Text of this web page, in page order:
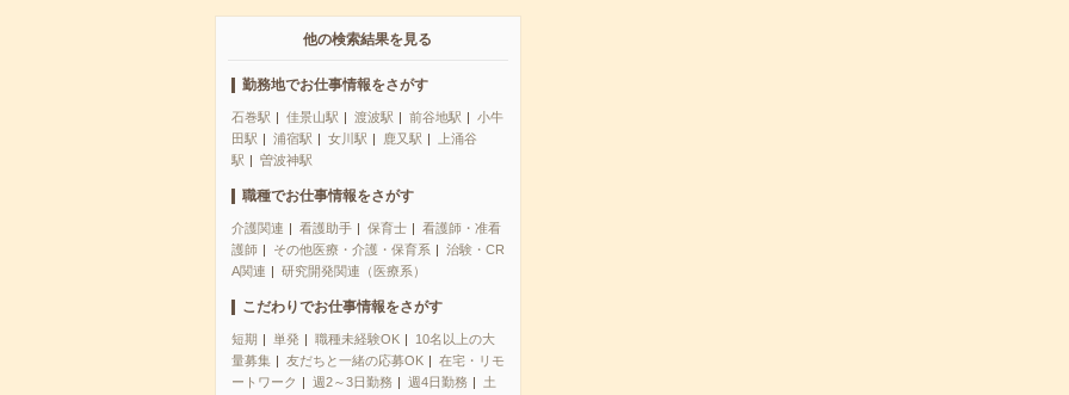
他の検索結果を見る
勤務地でお仕事情報をさがす
石巻駅 佳景山駅 渡波駅 前谷地駅
小牛
田駅
浦宿駅 女川駅 鹿又駅
上涌谷
駅
曽波神駅
職種でお仕事情報をさがす
介護関連 看護助手 保育士
看護師・准看
護師
その他医療・介護・保育系
治験・CR
A関連
研究開発関連（医療系）
こだわりでお仕事情報をさがす
短期 単発 職種未経験OK
10名以上の大
量募集
友だちと一緒の応募OK
在宅・リモ
ートワーク
週2～3日勤務 週4日勤務
土